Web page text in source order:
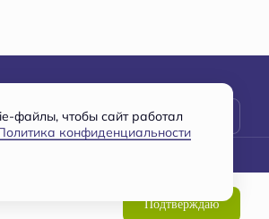
на консультацию
Разработано
ЗАСТРОЙЩИК "ВМУ-2"
Подтверждаю
файлы, чтобы сайт работал
конфиденциальности